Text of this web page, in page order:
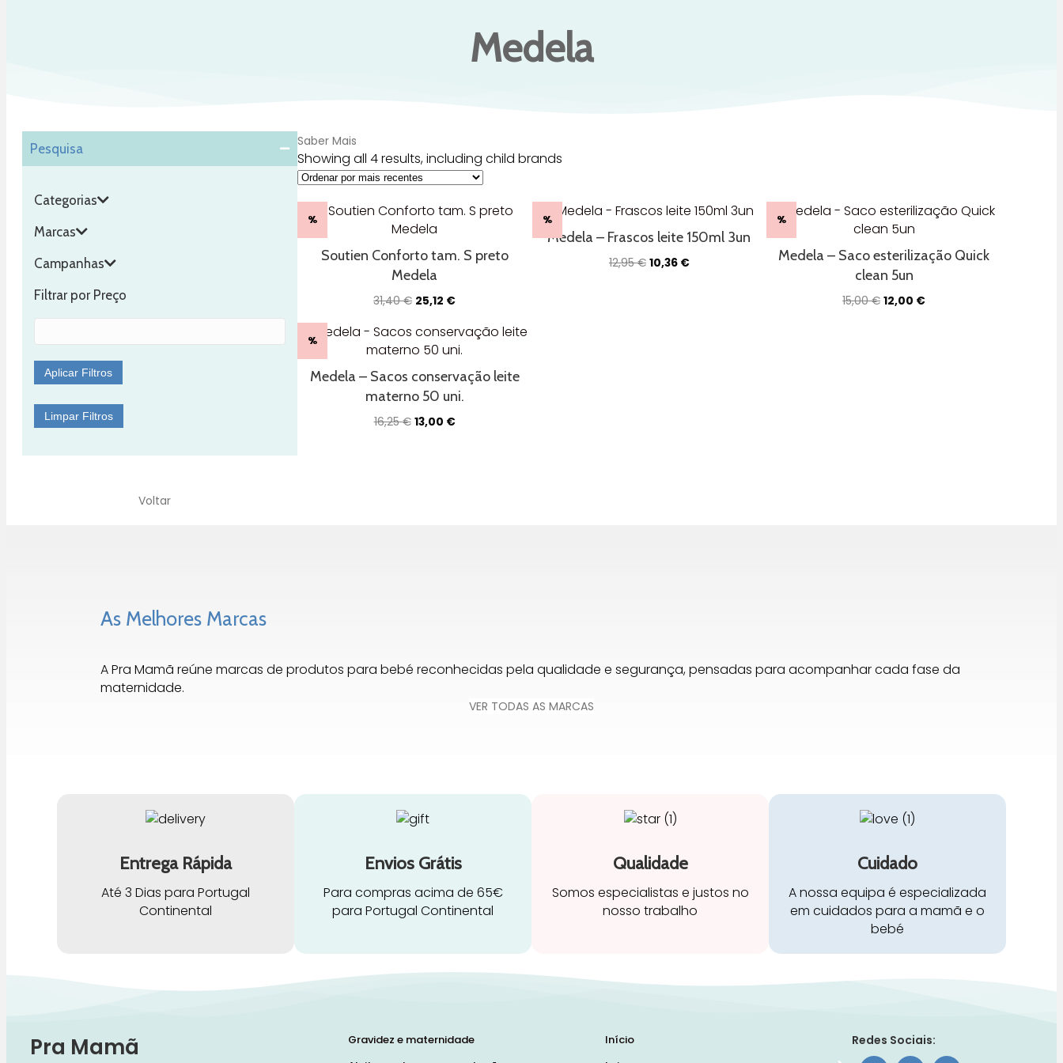
Medela
Pesquisa
Categorias
Marcas
Campanhas
Filtrar por Preço
Aplicar Filtros
Limpar Filtros
Saber Mais
Showing all 4 results, including child brands
%
Soutien Conforto tam. S preto
Medela
31,40€ O
original
era:
25,12 €O
atual
é:
%
Medela – Frascos leite 150ml 3un
12,95€ O
10,36 €O
%
Medela – Saco esterilização Quick
clean 5un
15,00€ O
12,00 €O
%
Medela – Sacos conservação leite
materno 50 uni.
16,25€ O
13,00 €O
Voltar
As Melhores Marcas
A Pra Mamã reúne marcas de produtos para bebé reconhecidas pela qualidade e segurança, pensadas para acompanhar cada fase da
maternidade.
VER TODAS AS MARCAS
Entrega Rápida
Até 3 Dias para Portugal
Continental
Envios Grátis
Para compras acima de 65€
para Portugal Continental
Qualidade
Somos especialistas e justos no
nosso trabalho
Cuidado
A nossa equipa é especializada
em cuidados para a mamã e o
bebé
Pra Mamã
Gravidez e maternidade
Início
Redes Sociais: